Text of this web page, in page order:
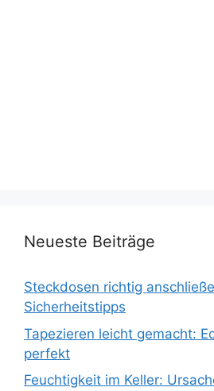
Neueste Beiträge
Steckdosen richtig
Sicherheitstipps
Tapezieren leicht gemacht:
perfekt
Feuchtigkeit im Keller: